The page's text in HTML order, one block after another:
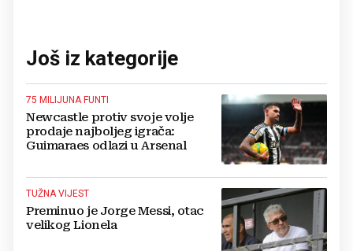
Još iz kategorije
75 MILIJUNA FUNTI
Newcastle protiv svoje volje
prodaje najboljeg igrača:
Guimaraes odlazi u Arsenal
TUŽNA VIJEST
Preminuo je Jorge Messi, otac
velikog Lionela